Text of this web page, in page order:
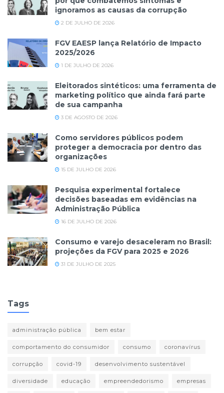
ignoramos as causas da corrupção
2 DE JULHO DE 2026
FGV EAESP lança Relatório de Impacto
2025/2026
1 DE JULHO DE 2026
Eleitorados sintéticos: uma ferramenta de
marketing político que ainda fará parte
de sua campanha
3 DE AGOSTO DE 2026
Como servidores públicos podem
proteger a democracia por dentro das
organizações
15 DE JULHO DE 2026
Pesquisa experimental fortalece
decisões baseadas em evidências na
Administração Pública
16 DE JULHO DE 2026
Consumo e varejo desaceleram no Brasil:
projeções da FGV para 2025 e 2026
31 DE JULHO DE 2025
Tags
administração pública bem estar
comportamento do consumidor consumo coronavírus
corrupção covid-19 desenvolvimento sustentável
diversidade educação empreendedorismo empresas